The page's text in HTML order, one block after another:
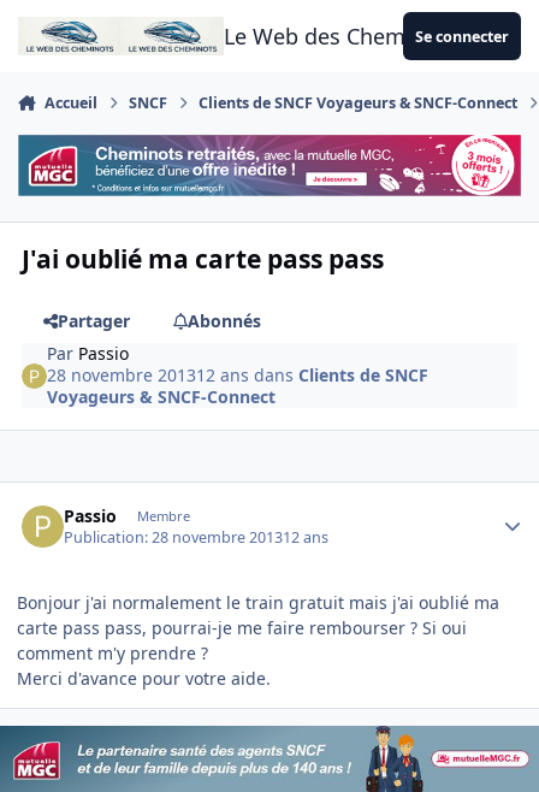
Aller au contenu
Le Web des CheminotsSe connecter
Accueil SNCF Clients de SNCF Voyageurs & SNCF-Connect
J'ai oublié ma carte pass pass
Partager
Abonnés
Par Passio
28 novembre 201312 ans dansClients de SNCF
Voyageurs & SNCF-Connect
Passio Membre
Publication:28 novembre 201312 ans
Bonjour j'ai normalement le train gratuit mais j'ai oublié ma
carte pass pass, pourrai-je me faire rembourser ? Si oui
comment m'y prendre ?
Merci d'avance pour votre aide.